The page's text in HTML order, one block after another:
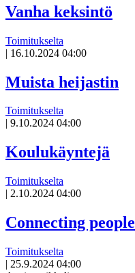
Vanha keksintö
Toimitukselta
| 16.10.2024 04:00
Muista heijastin
Toimitukselta
9.10.2024 04:00
Koulukäyntejä
Toimitukselta
| 2.10.2024 04:00
Connecting people
Toimitukselta
| 25.9.2024 04:00